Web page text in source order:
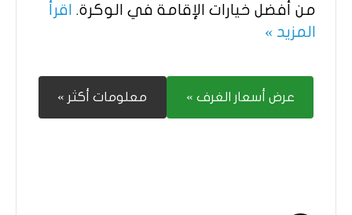
من أفضل خيارات الإقامة في الوكرة. اقرأ
المزيد »
عرض أسعار الغرف » معلومات أكثر »